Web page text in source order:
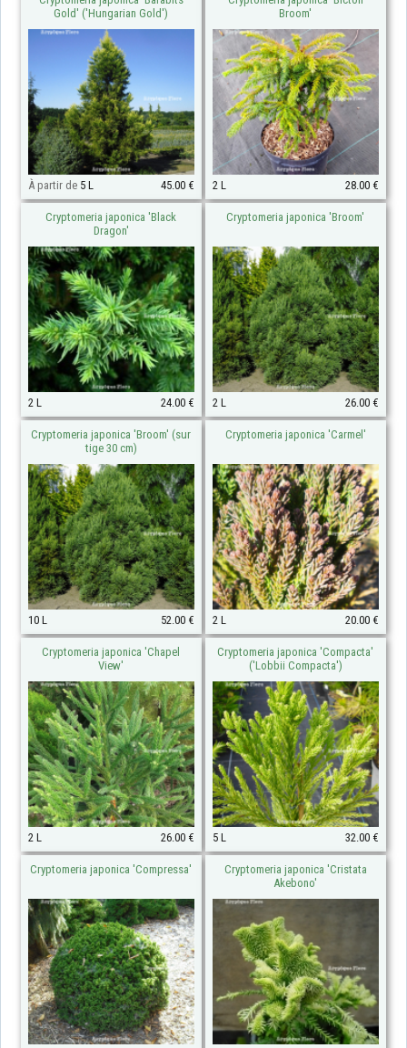
Gold' ('Hungarian Gold')
À partir de 5 L 45.00 €
Broom'
2 L 28.00 €
Cryptomeria japonica 'Black
Dragon'
2 L 24.00 €
Cryptomeria japonica 'Broom'
2 L 26.00 €
Cryptomeria japonica 'Broom' (sur
tige 30 cm)
10 L 52.00 €
Cryptomeria japonica 'Carmel'
2 L 20.00 €
Cryptomeria japonica 'Chapel
View'
2 L 26.00 €
Cryptomeria japonica 'Compacta'
('Lobbii Compacta')
5 L 32.00 €
Cryptomeria japonica 'Compressa'
Cryptomeria japonica 'Cristata
Akebono'